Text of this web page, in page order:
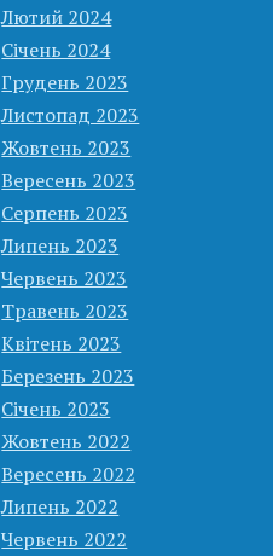
Лютий 2024
Січень 2024
Грудень 2023
Листопад 2023
Жовтень 2023
Вересень 2023
Серпень 2023
Липень 2023
Червень 2023
Травень 2023
Квітень 2023
Березень 2023
Січень 2023
Жовтень 2022
Вересень 2022
Липень 2022
Червень 2022